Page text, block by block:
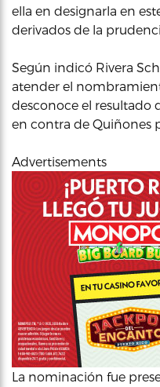
ella en designarla en
derivados de la
Según indicó Rivera
atender el
desconoce el resultado
en contra de Quiñones
Advertisements
La nominación fue